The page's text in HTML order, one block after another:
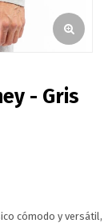
- Gris
cómodo y versátil,